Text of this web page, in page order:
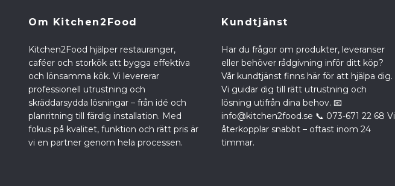
Om Kitchen2Food
Kitchen2Food hjälper restauranger,
caféer och storkök att bygga effektiva
och lönsamma kök. Vi levererar
professionell utrustning och
skräddarsydda lösningar – från idé och
planritning till färdig installation. Med
fokus på kvalitet, funktion och rätt pris är
vi en partner genom hela processen.
Kundtjänst
Har du frågor om produkter, leveranser
eller behöver rådgivning inför ditt köp?
Vår kundtjänst finns här för att hjälpa dig.
Vi guidar dig till rätt utrustning och
lösning utifrån dina behov. 📧
info@kitchen2food.se 📞 073-671 22 68 Vi
återkopplar snabbt – oftast inom 24
timmar.